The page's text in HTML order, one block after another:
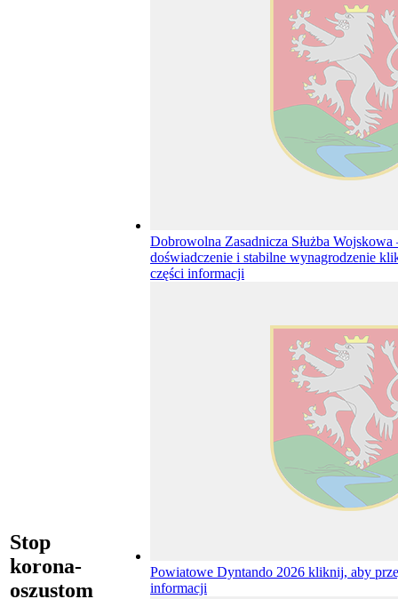
Stop
korona-
oszustom
Dobrowolna Zasadnicza Służba Wojskowa
doświadczenie i stabilne wynagrodzenie
części informacji
Powiatowe Dyntando 2026 kliknij, aby
informacji